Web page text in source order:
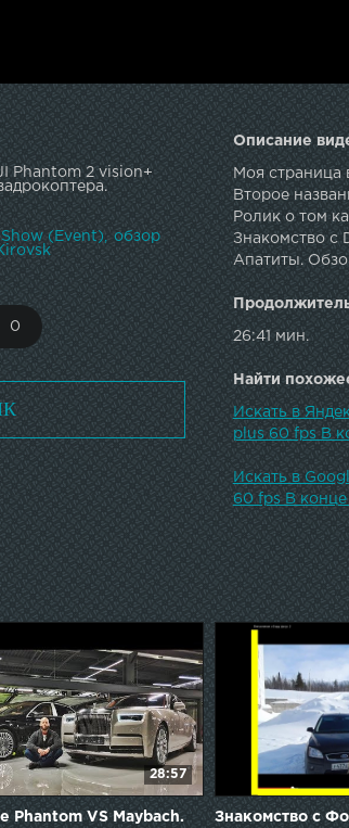
Описание
Моя страница
Второе
Ролик о том
Знакомство с
Апатиты.
26:41 мин.
Найти
Искать в
plus 60 fps В
Искать в
60 fps В конце
Phantom 2 vision+
(Event)
обзор
0
28:57
Phantom VS Maybach.
Знакомство с